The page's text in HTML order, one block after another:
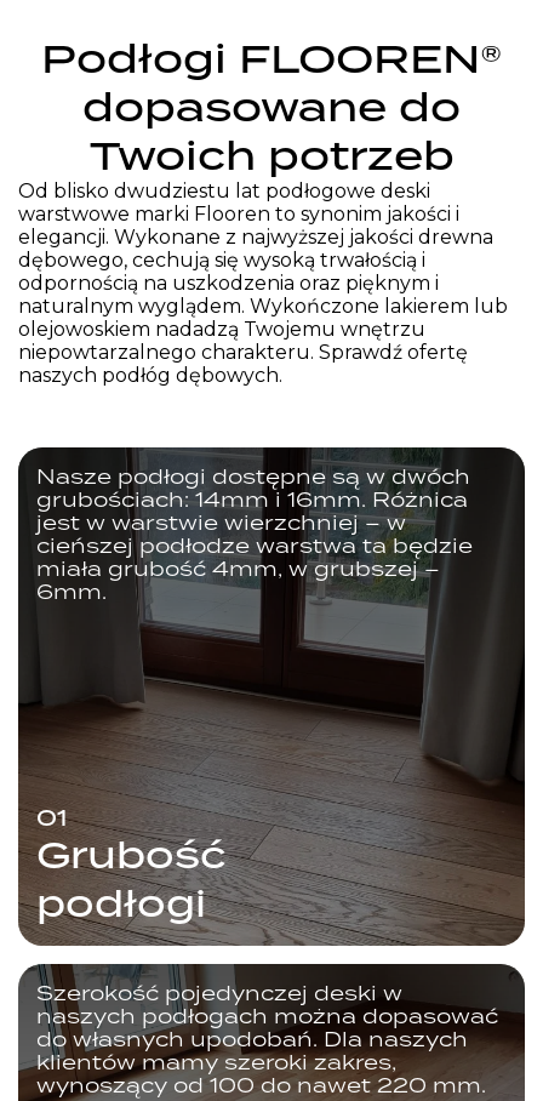
Podłogi FLOOREN®
dopasowane do
Twoich potrzeb
Od blisko dwudziestu lat podłogowe deski
warstwowe marki Flooren to synonim jakości i
elegancji. Wykonane z najwyższej jakości drewna
dębowego, cechują się wysoką trwałością i
odpornością na uszkodzenia oraz pięknym i
naturalnym wyglądem. Wykończone lakierem lub
olejowoskiem nadadzą Twojemu wnętrzu
niepowtarzalnego charakteru. Sprawdź ofertę
naszych podłóg dębowych.
01
Grubość
podłogi
Nasze podłogi dostępne są w dwóch
grubościach: 14mm i 16mm. Różnica
jest w warstwie wierzchniej – w
cieńszej podłodze warstwa ta będzie
miała grubość 4mm, w grubszej –
6mm.
Szerokość pojedynczej deski w
naszych podłogach można dopasować
do własnych upodobań. Dla naszych
klientów mamy szeroki zakres,
wynoszący od 100 do nawet 220 mm.